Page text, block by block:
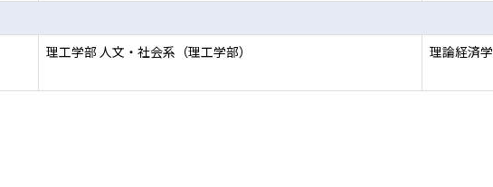
理工学部 人文・社会系（理工学部） 理論経済学